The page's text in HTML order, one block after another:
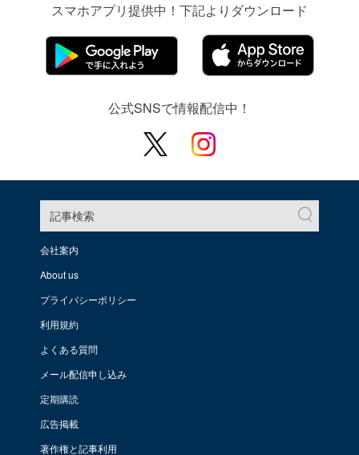
スマホアプリ提供中！下記よりダウンロード
公式SNSで情報配信中！
記事検索
会社案内
About us
プライバシーポリシー
利用規約
よくある質問
メール配信申し込み
定期購読
広告掲載
著作権と記事利用